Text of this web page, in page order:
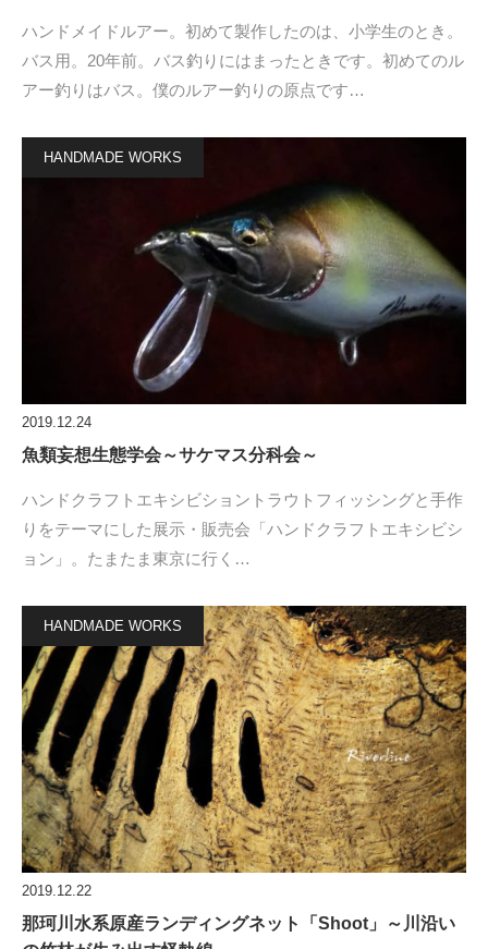
ハンドメイドルアー。初めて製作したのは、小学生のとき。
バス用。20年前。バス釣りにはまったときです。初めてのル
アー釣りはバス。僕のルアー釣りの原点です…
HANDMADE WORKS
2019.12.24
魚類妄想生態学会～サケマス分科会～
ハンドクラフトエキシビショントラウトフィッシングと手作
りをテーマにした展示・販売会「ハンドクラフトエキシビシ
ョン」。たまたま東京に行く…
HANDMADE WORKS
2019.12.22
那珂川水系原産ランディングネット「Shoot」～川沿い